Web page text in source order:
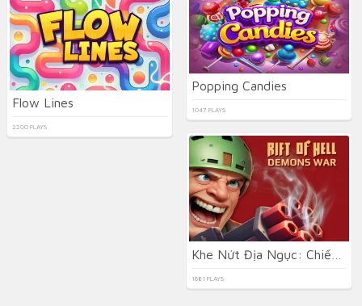
Flow Lines
2200 PLAYS
Popping Candies
1047 PLAYS
1681 PLAYS